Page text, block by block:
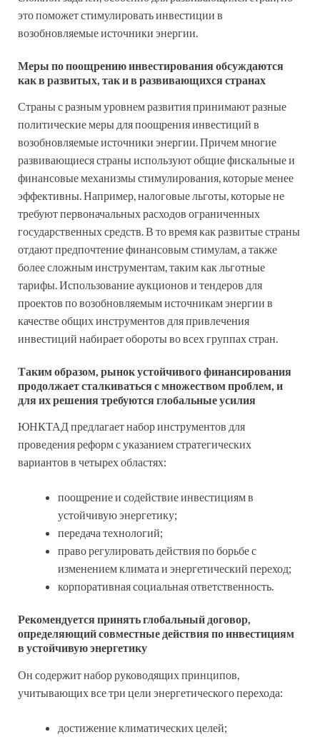
это поможет стимулировать инвестиции в
возобновляемые источники энергии.
Меры по поощрению инвестирования обсуждаются
как в развитых, так и в развивающихся странах
Страны с разным уровнем развития принимают разные
политические меры для поощрения инвестиций в
возобновляемые источники энергии. Причем многие
развивающиеся страны используют общие фискальные и
финансовые механизмы стимулирования, которые менее
эффективны. Например, налоговые льготы, которые не
требуют первоначальных расходов ограниченных
государственных средств. В то время как развитые страны
отдают предпочтение финансовым стимулам, а также
более сложным инструментам, таким как льготные
тарифы. Использование аукционов и тендеров для
проектов по возобновляемым источникам энергии в
качестве общих инструментов для привлечения
инвестиций набирает обороты во всех группах стран.
Таким образом, рынок устойчивого финансирования
продолжает сталкиваться с множеством проблем, и
для их решения требуются глобальные усилия
ЮНКТАД предлагает набор инструментов для
проведения реформ с указанием стратегических
вариантов в четырех областях:
поощрение и содействие инвестициям в
устойчивую энергетику;
передача технологий;
право регулировать действия по борьбе с
изменением климата и энергетический переход;
корпоративная социальная ответственность.
Рекомендуется принять глобальный договор,
определяющий совместные действия по инвестициям
в устойчивую энергетику
Он содержит набор руководящих принципов,
учитывающих все три цели энергетического перехода:
достижение климатических целей;